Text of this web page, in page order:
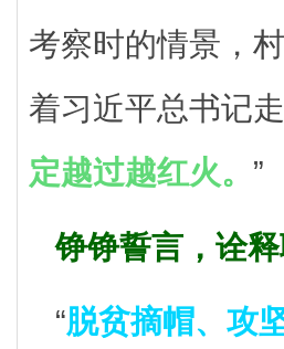
考察时的情景，
着习近平总书记
定越过越红火。 ”
铮铮誓言，诠释
“脱贫摘帽、攻